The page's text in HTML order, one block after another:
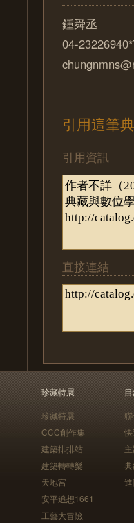
鍾舜丞
04-
引用這筆
引用資訊
直接連結
珍藏特展
珍藏特展
CCC創作集
建築排排站
建築轉轉樂
天地宮
安平追想1661
工藝大冒險